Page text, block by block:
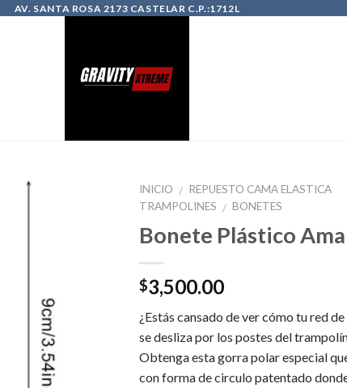
AV. SANTA ROSA 2173 CASTELAR C.P.:1712L
INICIO / REPUESTO CAMA ELASTICA
TRAMPOLINES / BONETES
Bonete Plástico
$3,500.00
¿Estás cansado de ver cómo tu red
se desliza por los postes del
Obtenga esta gorra polar especial
con forma de circulo patentado